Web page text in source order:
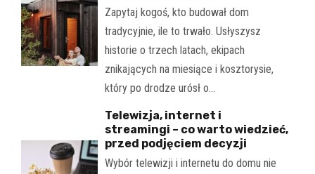
Zapytaj kogoś, kto budował dom
tradycyjnie, ile to trwało. Usłyszysz
historie o trzech latach, ekipach
znikających na miesiące i kosztorysie,
który po drodze urósł o…
Telewizja, internet i
streamingi – co warto wiedzieć,
przed podjęciem decyzji
Wybór telewizji i internetu do domu nie